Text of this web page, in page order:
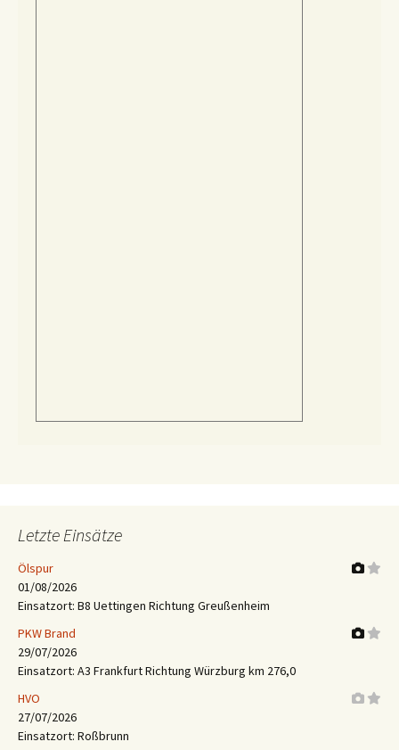
Letzte Einsätze
Ölspur
01/08/2026
Einsatzort: B8 Uettingen Richtung Greußenheim
PKW Brand
29/07/2026
Einsatzort: A3 Frankfurt Richtung Würzburg km 276,0
HVO
27/07/2026
Einsatzort: Roßbrunn